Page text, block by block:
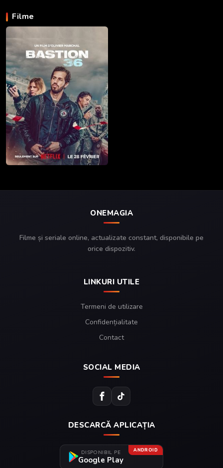
Filme
ONEMAGIA
Filme și seriale online, actualizate constant, disponibile pe
orice dispozitiv.
LINKURI UTILE
Termeni de utilizare
Confidențialitate
Contact
SOCIAL MEDIA
DESCARCĂ APLICAȚIA
ANDROID
DISPONIBIL PE
Google Play